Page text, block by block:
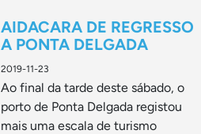
AIDACARA DE REGRESSO
A PONTA DELGADA
2019-11-23
Ao final da tarde deste sábado, o
porto de Ponta Delgada registou
mais uma escala de turismo